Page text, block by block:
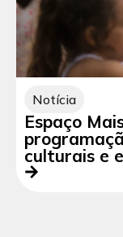
Notícia
Espaço
culturais e